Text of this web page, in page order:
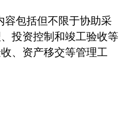
容包括但不限于协助采
投资控制和竣工验收等
、资产移交等管理工